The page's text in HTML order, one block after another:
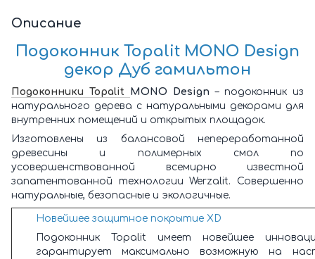
Описание
Подоконник Topalit MONO Design
декор Дуб гамильтон
Подоконники Topalit MONO Design – подоконник из
натурального дерева с натуральными декорами для
внутренних помещений и открытых площадок.
Изготовлены из балансовой непереработанной
древесины и полимерных смол по
усовершенствованной всемирно известной
запатентованной технологии Werzalit. Совершенно
натуральные, безопасные и экологичные.
Новейшее защитное покрытие XD
Подоконник Topalit имеет новейшее
гарантирует максимально возможную на